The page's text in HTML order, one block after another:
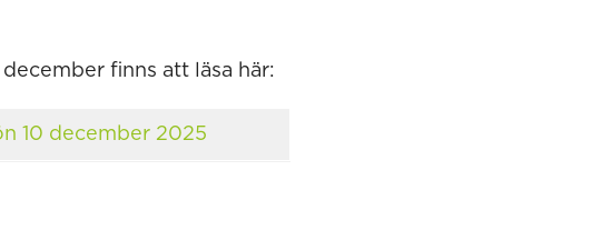
finns att läsa här:
10 december 2025